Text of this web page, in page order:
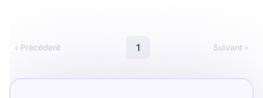
Meublé
Montant du loyer
‹ Précédent 1 Suivant ›